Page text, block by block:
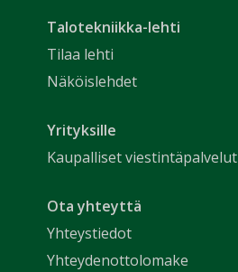
Talotekniikka-lehti
Tilaa lehti
Näköislehdet
Yrityksille
Kaupalliset viestintäpalvelut
Ota yhteyttä
Yhteystiedot
Yhteydenottolomake